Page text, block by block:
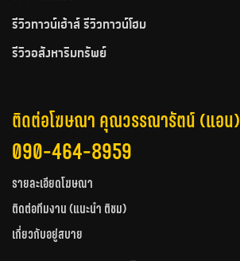
รีวิวทาวน์เฮ้าส์ รีวิวทาวน์โฮม
รีวิวอสังหาริมทรัพย์
ติดต่อโฆษณา คุณวรรณารัตน์ (แอน)
090-464-8959
รายละเอียดโฆษณา
ติดต่อทีมงาน (แนะนำ ติชม)
เกี่ยวกับอยู่สบาย